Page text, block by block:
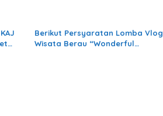
Berikut Persyaratan Lomba Vlog
Wisata Berau “Wonderful